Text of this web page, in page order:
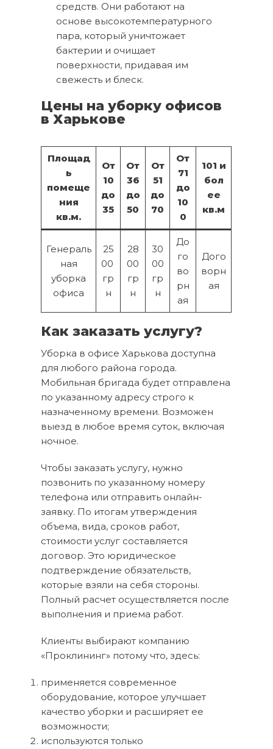
средств. Они работают на
основе высокотемпературного
пара, который уничтожает
бактерии и очищает
поверхности, придавая им
свежесть и блеск.
Цены на уборку офисов
в Харькове
Площад
ь
помеще
ния
кв.м.
От
10
до
35
От
36
до
50
От
51
до
70
От
71
до
10
0
101 и
бол
ее
кв.м
Генераль
ная
уборка
офиса
25
00
гр
н
28
00
гр
н
30
00
гр
н
До
го
во
рн
ая
Дого
ворн
ая
Как заказать услугу?
Уборка в офисе Харькова доступна
для любого района города.
Мобильная бригада будет отправлена
по указанному адресу строго к
назначенному времени. Возможен
выезд в любое время суток, включая
ночное.
Чтобы заказать услугу, нужно
позвонить по указанному номеру
телефона или отправить онлайн-
заявку. По итогам утверждения
объема, вида, сроков работ,
стоимости услуг составляется
договор. Это юридическое
подтверждение обязательств,
которые взяли на себя стороны.
Полный расчет осуществляется после
выполнения и приема работ.
Клиенты выбирают компанию
«Проклининг» потому что, здесь:
применяется современное
оборудование, которое улучшает
качество уборки и расширяет ее
возможности;
используются только